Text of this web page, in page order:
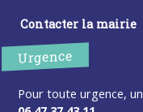
Contacter la mairie
Urgence
Pour toute urgence,